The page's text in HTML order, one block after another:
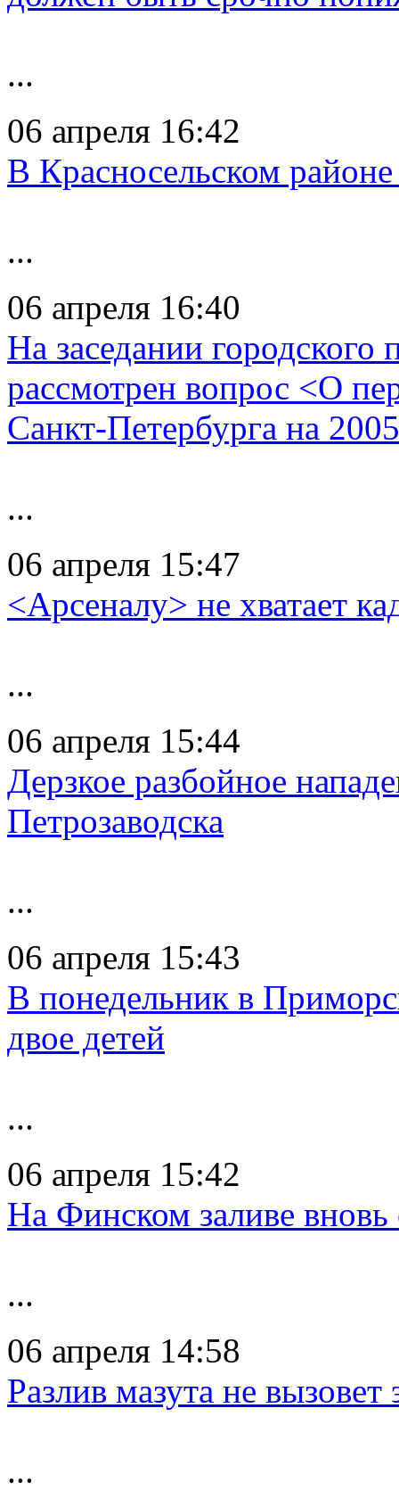
...
06 апреля 16:42
В Красносельском
...
06 апреля 16:40
На заседании городского
рассмотрен вопрос <О
Санкт-Петербурга на
...
06 апреля 15:47
<Арсеналу> не хватает
...
06 апреля 15:44
Дерзкое разбойное
Петрозаводска
...
06 апреля 15:43
В понедельник в
двое детей
...
06 апреля 15:42
На Финском заливе вновь
...
06 апреля 14:58
Разлив мазута не
...